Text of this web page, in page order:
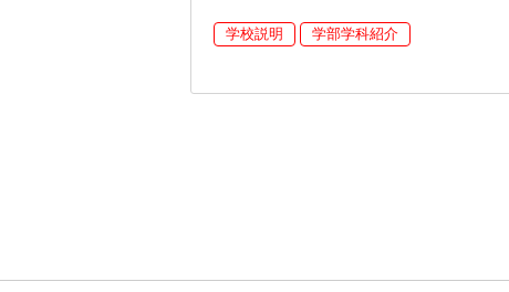
学校説明 学部学科紹介